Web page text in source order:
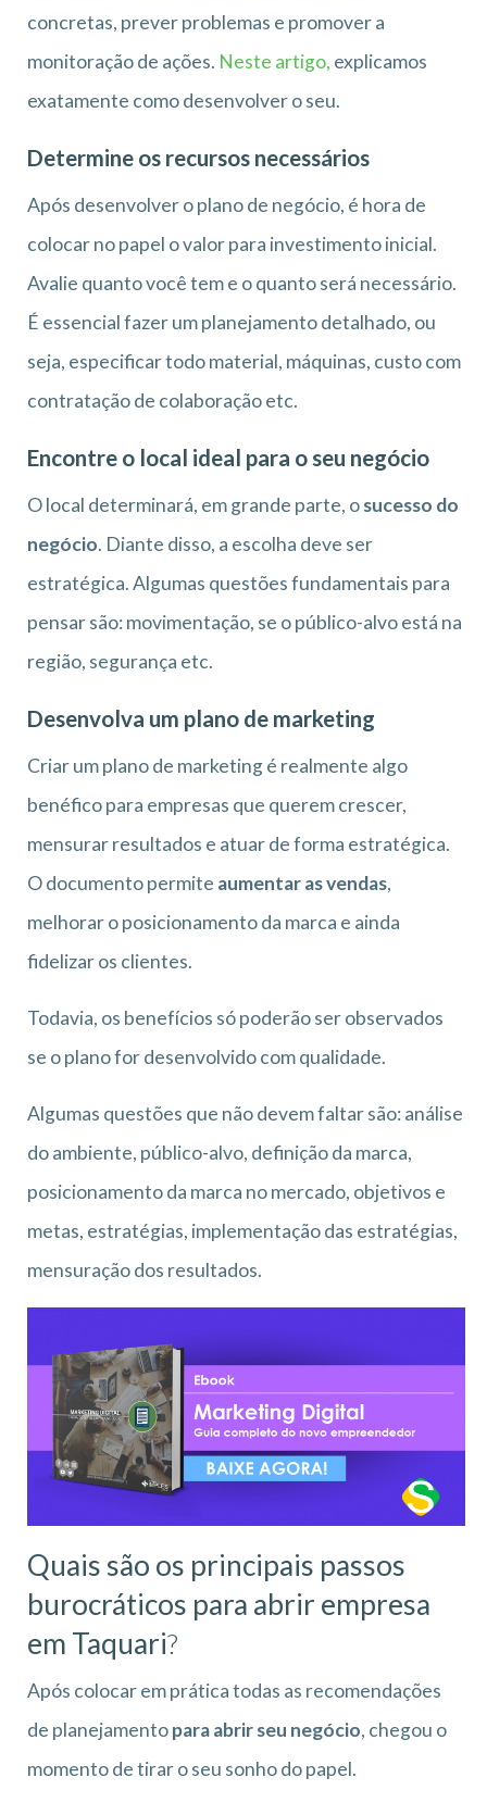
concretas, prever problemas e promover a
monitoração de ações. Neste artigo, explicamos
exatamente como desenvolver o seu.
Determine os recursos necessários
Após desenvolver o plano de negócio, é hora de
colocar no papel o valor para investimento inicial.
Avalie quanto você tem e o quanto será necessário.
É essencial fazer um planejamento detalhado, ou
seja, especificar todo material, máquinas, custo com
contratação de colaboração etc.
Encontre o local ideal para o seu negócio
O local determinará, em grande parte, osucesso do
negócio. Diante disso, a escolha deve ser
estratégica. Algumas questões fundamentais para
pensar são: movimentação, se o público-alvo está na
região, segurança etc.
Desenvolva um plano de marketing
Criar um plano de marketing é realmente algo
benéfico para empresas que querem crescer,
mensurar resultados e atuar de forma estratégica.
O documento permite aumentar as vendas,
melhorar o posicionamento da marca e ainda
fidelizar os clientes.
Todavia, os benefícios só poderão ser observados
se o plano for desenvolvido com qualidade.
Algumas questões que não devem faltar são: análise
do ambiente, público-alvo, definição da marca,
posicionamento da marca no mercado, objetivos e
metas, estratégias, implementação das estratégias,
mensuração dos resultados.
Quais são os principais passos
burocráticos para abrir empresa
em Taquari?
Após colocar em prática todas as recomendações
de planejamentopara abrir seu negócio, chegou o
momento de tirar o seu sonho do papel.